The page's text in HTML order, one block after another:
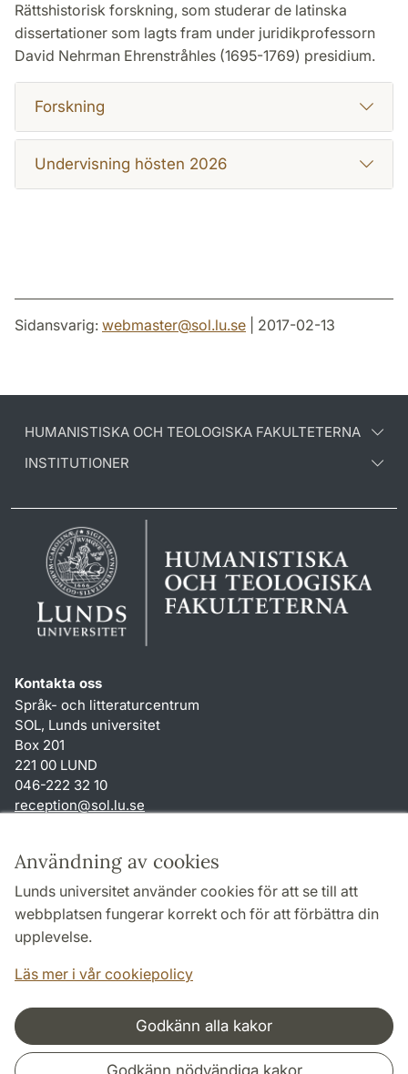
Användning av cookies
Lunds universitet använder cookies för att se till att
webbplatsen fungerar korrekt och för att förbättra din
upplevelse.
Läs mer i vår cookiepolicy
Godkänn alla kakor
Godkänn nödvändiga kakor
Rättshistorisk forskning, som studerar de latinska
dissertationer som lagts fram under juridikprofessorn
David Nehrman Ehrenstråhles (1695-1769) presidium.
Forskning
Undervisning hösten 2026
Sidansvarig: webmaster@sol.lu.se | 2017-02-13
HUMANISTISKA OCH TEOLOGISKA FAKULTETERNA
INSTITUTIONER
Kontakta oss
Språk- och litteraturcentrum
SOL, Lunds universitet
Box 201
221 00 LUND
046-222 32 10
reception@sol.lu.se
Genvägar
Om webbplatsen och cookies
Behandling av personuppgifter
Tillgänglighetsredogörelse
Samarbeten och nätverk